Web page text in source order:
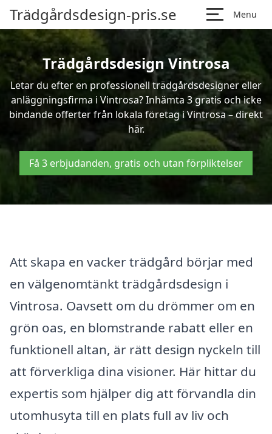
Trädgårdsdesign-pris.se Menu
Trädgårdsdesign Vintrosa
Letar du efter en professionell trädgårdsdesigner eller
anläggningsfirma i Vintrosa? Inhämta 3 gratis och icke
bindande offerter från lokala företag i Vintrosa – direkt
här.
Få 3 erbjudanden, gratis och utan förpliktelser
Att skapa en vacker trädgård börjar med
en välgenomtänkt trädgårdsdesign i
Vintrosa. Oavsett om du drömmer om en
grön oas, en blomstrande rabatt eller en
funktionell altan, är rätt design nyckeln till
att förverkliga dina visioner. Här hittar du
expertis som hjälper dig att förvandla din
utomhusyta till en plats full av liv och